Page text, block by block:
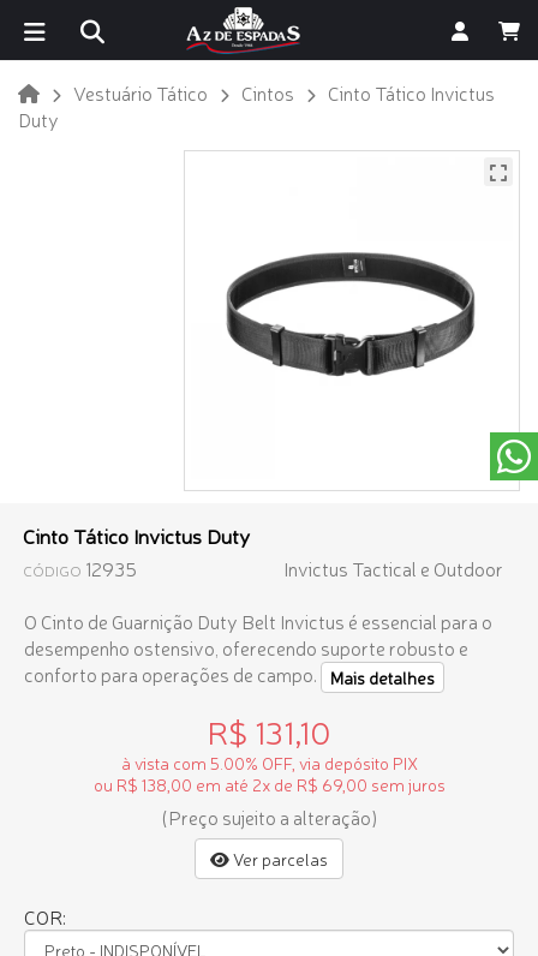
Vestuário Tático Cintos
Cinto Tático Invictus
Duty
Cinto Tático Invictus Duty
CÓDIGO 12935
Invictus Tactical e Outdoor
O Cinto de Guarnição Duty Belt Invictus é essencial para o
desempenho ostensivo, oferecendo suporte robusto e
conforto para operações de campo.
Mais detalhes
R$ 131,10
à vista com 5.00% OFF, via depósito PIX
ou R$ 138,00 em até 2x de R$ 69,00 sem juros
(Preço sujeito a alteração)
Ver parcelas
COR: